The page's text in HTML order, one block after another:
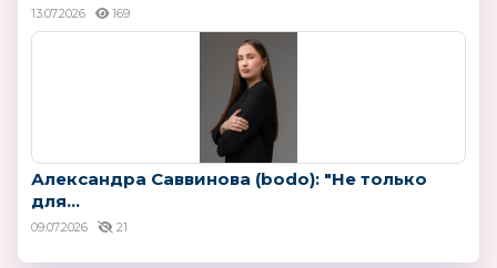
13.07.2026 169
Александра Саввинова (bodo): "Не только
для...
09.07.2026 21